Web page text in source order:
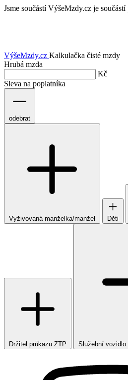
Jsme součástí VýšeMzdy.cz je součástí
VýšeMzdy.cz Kalkulačka čisté mzdy
Hrubá mzda
Kč
Sleva na poplatníka
odebrat
Vyživovaná manželka/manžel Děti
Držitel průkazu ZTP Služební vozidlo